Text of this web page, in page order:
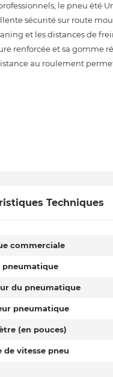
le pneu été
sécurité sur route
et les distances de
renforcée et sa gomme
au roulement
Techniques
commerciale
pneumatique
du pneumatique
pneumatique
(en pouces)
de vitesse pneu